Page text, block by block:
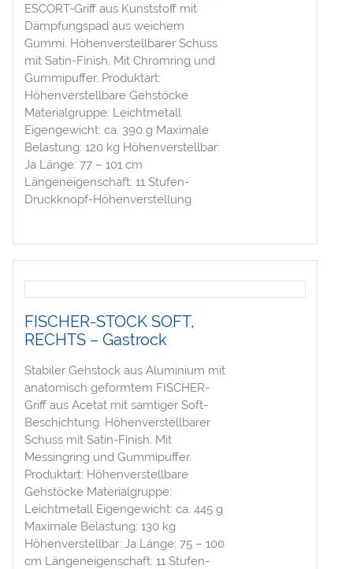
ESCORT-Griff aus Kunststoff mit
Dämpfungspad aus weichem
Gummi. Höhenverstellbarer Schuss
mit Satin-Finish. Mit Chromring und
Gummipuffer. Produktart:
Höhenverstellbare Gehstöcke
Materialgruppe: Leichtmetall
Eigengewicht: ca. 390 g Maximale
Belastung: 120 kg Höhenverstellbar:
Ja Länge: 77 – 101 cm
Längeneigenschaft: 11 Stufen-
Druckknopf-Höhenverstellung
FISCHER-STOCK SOFT,
RECHTS – Gastrock
Stabiler Gehstock aus Aluminium mit
anatomisch geformtem FISCHER-
Griff aus Acetat mit samtiger Soft-
Beschichtung. Höhenverstellbarer
Schuss mit Satin-Finish. Mit
Messingring und Gummipuffer.
Produktart: Höhenverstellbare
Gehstöcke Materialgruppe:
Leichtmetall Eigengewicht: ca. 445 g
Maximale Belastung: 130 kg
Höhenverstellbar: Ja Länge: 75 – 100
cm Längeneigenschaft: 11 Stufen-